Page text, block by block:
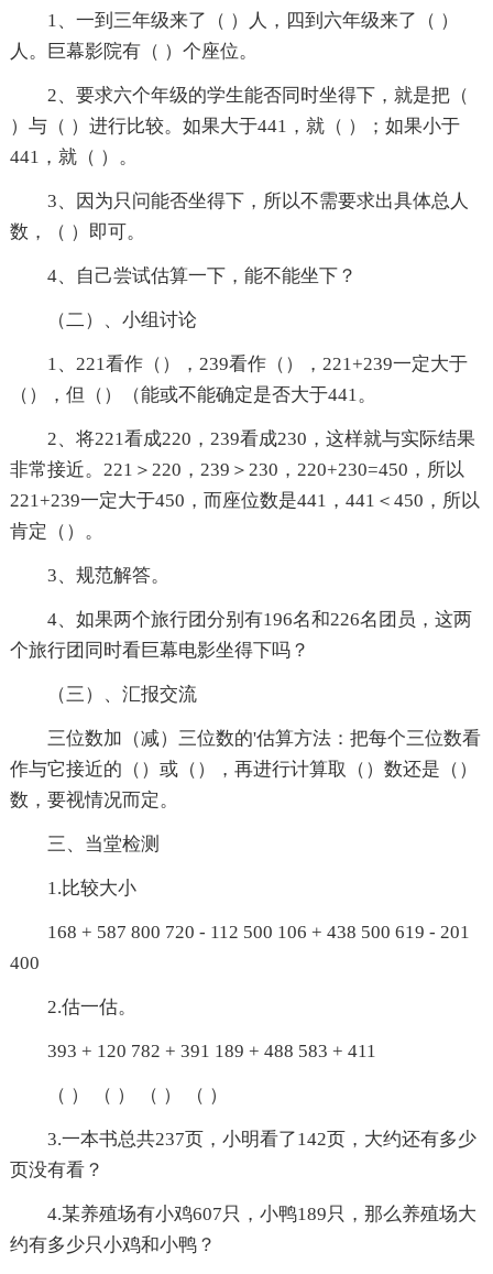
1、一到三年级来了（ ）人，四到六年级来了（ ）
人。巨幕影院有（ ）个座位。
2、要求六个年级的学生能否同时坐得下，就是把（
）与（ ）进行比较。如果大于441，就（ ）；如果小于
441，就（ ）。
3、因为只问能否坐得下，所以不需要求出具体总人
数，（ ）即可。
4、自己尝试估算一下，能不能坐下？
（二）、小组讨论
1、221看作（），239看作（），221+239一定大于
（），但（）（能或不能确定是否大于441。
2、将221看成220，239看成230，这样就与实际结果
非常接近。221＞220，239＞230，220+230=450，所以
221+239一定大于450，而座位数是441，441＜450，所以
肯定（）。
3、规范解答。
4、如果两个旅行团分别有196名和226名团员，这两
个旅行团同时看巨幕电影坐得下吗？
（三）、汇报交流
三位数加（减）三位数的'估算方法：把每个三位数看
作与它接近的（）或（），再进行计算取（）数还是（）
数，要视情况而定。
三、当堂检测
1.比较大小
168 + 587 800 720 - 112 500 106 + 438 500 619 - 201
400
2.估一估。
393 + 120 782 + 391 189 + 488 583 + 411
（ ） （ ） （ ） （ ）
3.一本书总共237页，小明看了142页，大约还有多少
页没有看？
4.某养殖场有小鸡607只，小鸭189只，那么养殖场大
约有多少只小鸡和小鸭？